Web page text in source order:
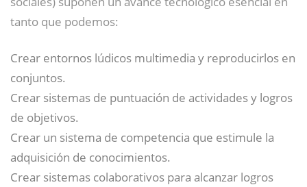
tanto que podemos:
Crear entornos lúdicos multimedia y reproducirlos en
conjuntos.
Crear sistemas de puntuación de actividades y logros
de objetivos.
Crear un sistema de competencia que estimule la
adquisición de conocimientos.
Crear sistemas colaborativos para alcanzar logros